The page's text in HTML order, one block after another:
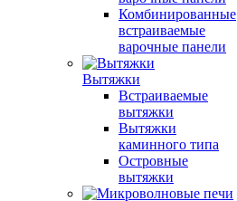
Комбинированные
встраиваемые
варочные панели
Вытяжки
Встраиваемые
вытяжки
Вытяжки
каминного типа
Островные
вытяжки